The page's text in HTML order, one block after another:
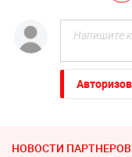
НОВОСТИ ПАРТНЕРОВ